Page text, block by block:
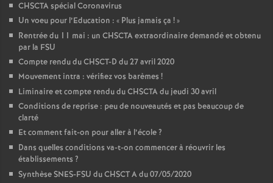
CHSCTA spécial Coronavirus
Un voeu pour l’Education : « Plus jamais ça !»
Rentrée du 11 mai : un CHSCTA extraordinaire demandé et obtenu
par la FSU
Compte rendu du CHSCT-D du 27 avril 2020
Mouvement intra : vérifiez vos barèmes !
Liminaire et compte rendu du CHSCTA du jeudi 30 avril
Conditions de reprise : peu de nouveautés et pas beaucoup de
clarté
Et comment fait-on pour aller à l’école?
Dans quelles conditions va-t-on commencer à réouvrir les
établissements ?
Synthèse SNES-FSU du CHSCT A du 07/05/2020